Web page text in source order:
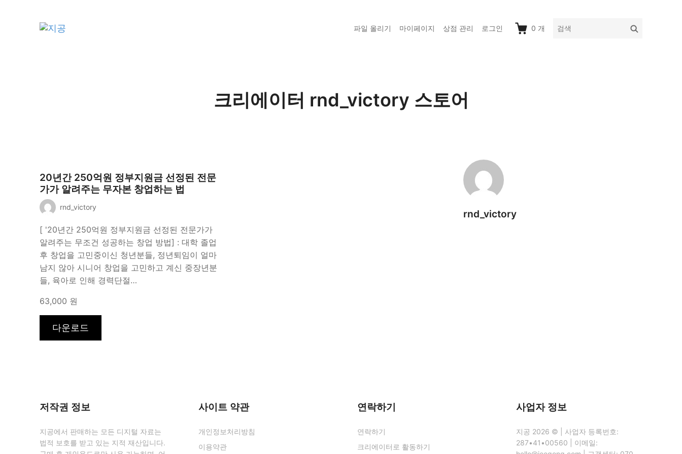
파일 올리기 마이페이지 상점 관리 로그인 0 개
검
크리에이터 rnd_victory 스토어
20년간 250억원 정부지원금 선정된 전문
가가 알려주는 무자본 창업하는 법
rnd_victory
[ '20년간 250억원 정부지원금 선정된 전문가가
알려주는 무조건 성공하는 창업 방법] : 대학 졸업
후 창업을 고민중이신 청년분들, 정년퇴임이 얼마
남지 않아 시니어 창업을 고민하고 계신 중장년분
들, 육아로 인해 경력단절…
63,000 원
rnd_victory
저작권 정보
지공에서 판매하는 모든 디지털 자료는
법적 보호를 받고 있는 지적 재산입니다.
사이트 약관
개인정보처리방침
이용약관
연락하기
연락하기
크리에이터로 활동하기
사업자 정보
지공 2026 © | 사업자 등록번호:
287•41•00560 | 이메일: